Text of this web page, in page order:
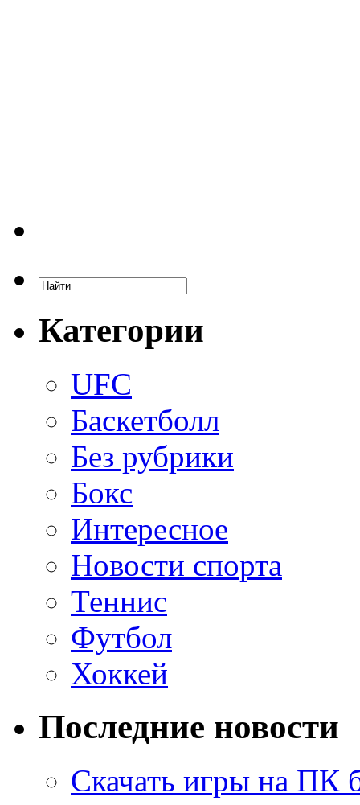
Категории
UFC
Баскетболл
Без рубрики
Бокс
Интересное
Новости спорта
Теннис
Футбол
Хоккей
Последние новости
Скачать игры на ПК